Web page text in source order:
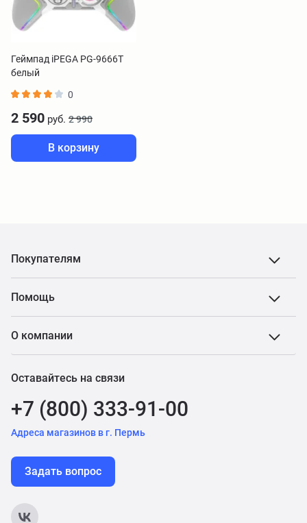
Геймпад iPEGA PG-9666T
белый
0
2 590 руб. 2 990
В корзину
Покупателям
Помощь
О компании
Оставайтесь на связи
+7 (800) 333-91-00
Адреса магазинов в г. Пермь
Задать вопрос